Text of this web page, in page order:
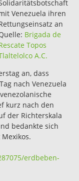
Venezuela ihren
an
Brigada de
Topos
A.C.
an, dass
nach Venezuela
kurz nach den
der Richterskala
bedankte sich
erdbeben-